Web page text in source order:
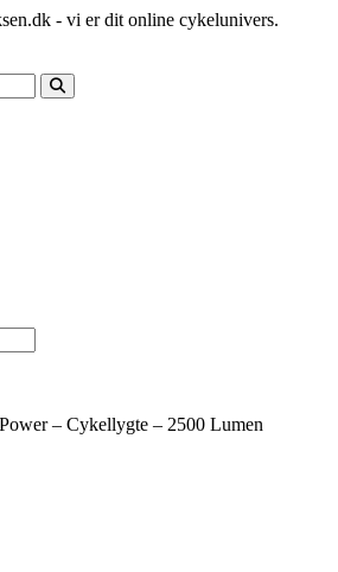
- vi er dit online cykelunivers.
– Cykellygte – 2500 Lumen